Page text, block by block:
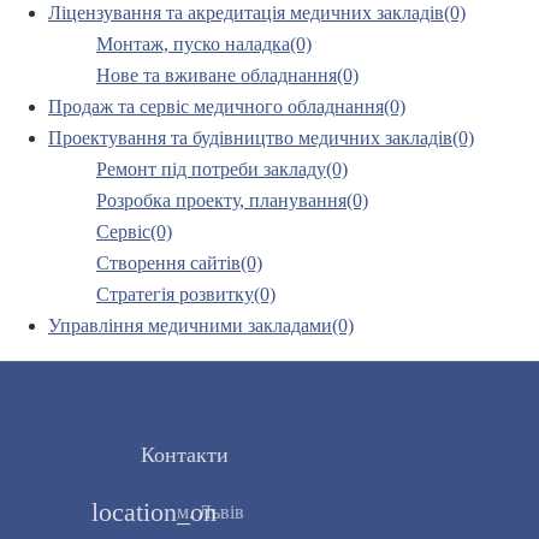
Ліцензування та акредитація медичних закладів(0)
Монтаж, пуско наладка(0)
Нове та вживане обладнання(0)
Продаж та сервіс медичного обладнання(0)
Проектування та будівництво медичних закладів(0)
Ремонт під потреби закладу(0)
Розробка проекту, планування(0)
Сервіс(0)
Створення сайтів(0)
Стратегія розвитку(0)
Управління медичними закладами(0)
Контакти
location_on
м. Львів